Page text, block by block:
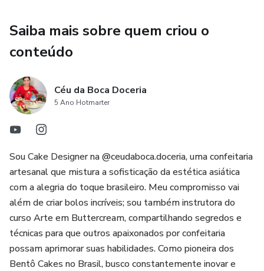
Saiba mais sobre quem criou o
conteúdo
Céu da Boca Doceria
5 Ano Hotmarter
Sou Cake Designer na @ceudaboca.doceria, uma confeitaria
artesanal que mistura a sofisticação da estética asiática
com a alegria do toque brasileiro. Meu compromisso vai
além de criar bolos incríveis; sou também instrutora do
curso Arte em Buttercream, compartilhando segredos e
técnicas para que outros apaixonados por confeitaria
possam aprimorar suas habilidades. Como pioneira dos
Bentô Cakes no Brasil, busco constantemente inovar e